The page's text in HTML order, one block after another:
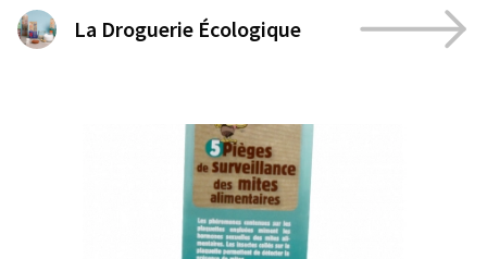
La Droguerie Écologique